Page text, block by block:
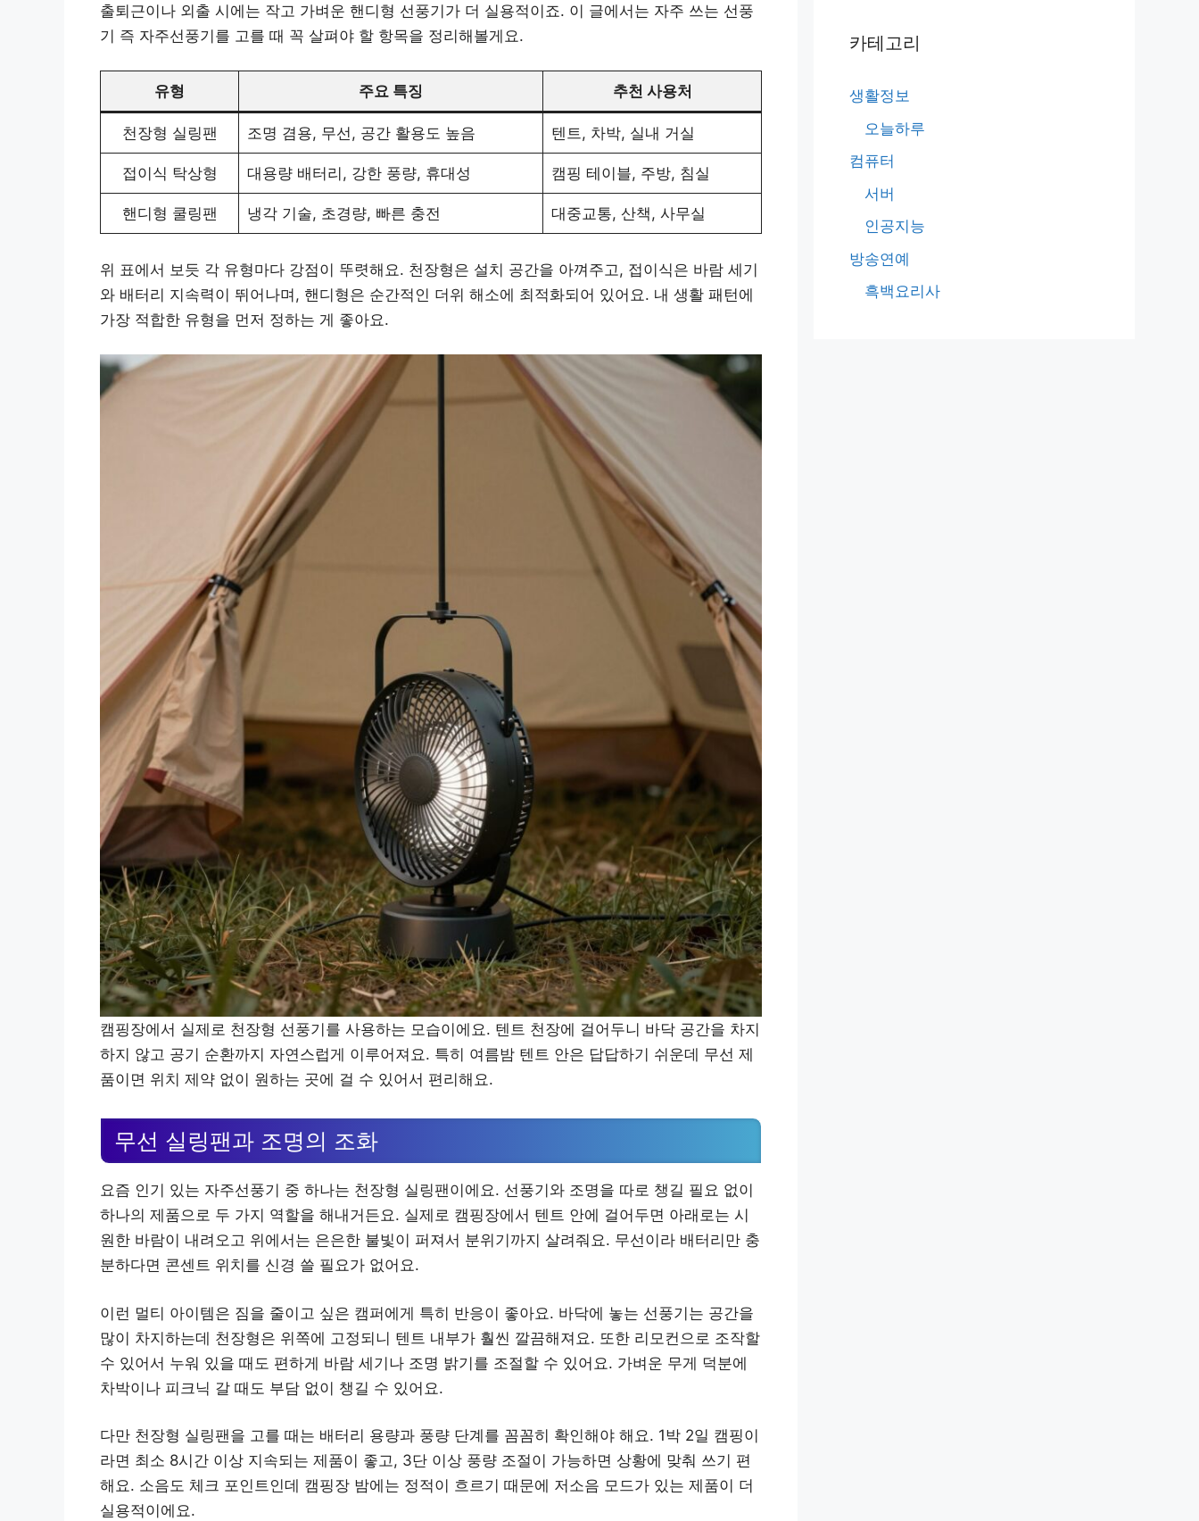
출퇴근이나 외출 시에는 작고 가벼운 핸디형 선풍기가 더 실용적이죠. 이 글에서는 자주 쓰는 선풍
기 즉 자주선풍기를 고를 때 꼭 살펴야 할 항목을 정리해볼게요.
유형 주요 특징 추천 사용처
천장형 실링팬 조명 겸용, 무선, 공간 활용도 높음 텐트, 차박, 실내 거실
접이식 탁상형 대용량 배터리, 강한 풍량, 휴대성 캠핑 테이블, 주방, 침실
핸디형 쿨링팬 냉각 기술, 초경량, 빠른 충전 대중교통, 산책, 사무실
위 표에서 보듯 각 유형마다 강점이 뚜렷해요. 천장형은 설치 공간을 아껴주고, 접이식은 바람 세기
와 배터리 지속력이 뛰어나며, 핸디형은 순간적인 더위 해소에 최적화되어 있어요. 내 생활 패턴에
가장 적합한 유형을 먼저 정하는 게 좋아요.
캠핑장에서 실제로 천장형 선풍기를 사용하는 모습이에요. 텐트 천장에 걸어두니 바닥 공간을 차지
하지 않고 공기 순환까지 자연스럽게 이루어져요. 특히 여름밤 텐트 안은 답답하기 쉬운데 무선 제
품이면 위치 제약 없이 원하는 곳에 걸 수 있어서 편리해요.
무선 실링팬과 조명의 조화
요즘 인기 있는 자주선풍기 중 하나는 천장형 실링팬이에요. 선풍기와 조명을 따로 챙길 필요 없이
하나의 제품으로 두 가지 역할을 해내거든요. 실제로 캠핑장에서 텐트 안에 걸어두면 아래로는 시
원한 바람이 내려오고 위에서는 은은한 불빛이 퍼져서 분위기까지 살려줘요. 무선이라 배터리만 충
분하다면 콘센트 위치를 신경 쓸 필요가 없어요.
이런 멀티 아이템은 짐을 줄이고 싶은 캠퍼에게 특히 반응이 좋아요. 바닥에 놓는 선풍기는 공간을
많이 차지하는데 천장형은 위쪽에 고정되니 텐트 내부가 훨씬 깔끔해져요. 또한 리모컨으로 조작할
수 있어서 누워 있을 때도 편하게 바람 세기나 조명 밝기를 조절할 수 있어요. 가벼운 무게 덕분에
차박이나 피크닉 갈 때도 부담 없이 챙길 수 있어요.
다만 천장형 실링팬을 고를 때는 배터리 용량과 풍량 단계를 꼼꼼히 확인해야 해요. 1박 2일 캠핑이
라면 최소 8시간 이상 지속되는 제품이 좋고, 3단 이상 풍량 조절이 가능하면 상황에 맞춰 쓰기 편
해요. 소음도 체크 포인트인데 캠핑장 밤에는 정적이 흐르기 때문에 저소음 모드가 있는 제품이 더
실용적이에요.
카테고리
생활정보
오늘하루
컴퓨터
서버
인공지능
방송연예
흑백요리사